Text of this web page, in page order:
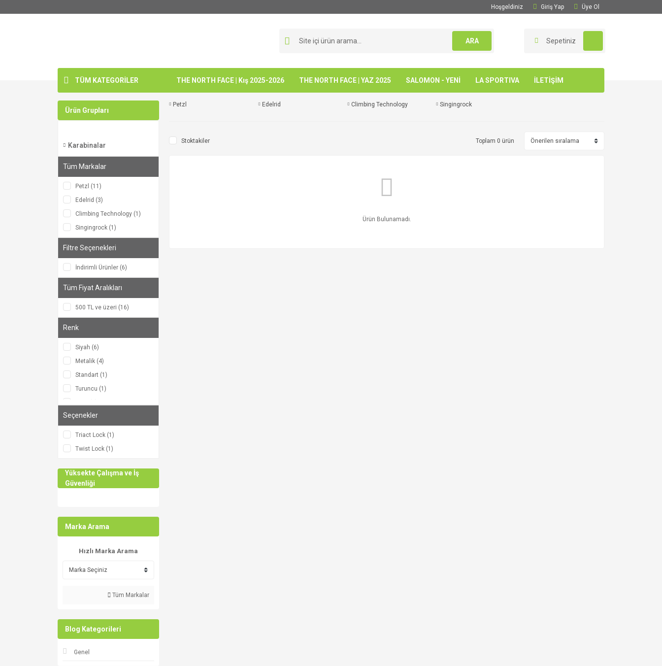
Hoşgeldiniz Giriş Yap Üye Ol
ARA Sepetiniz
TÜM KATEGORİLER THE NORTH FACE | Kış 2025-2026 THE NORTH FACE | YAZ 2025 SALOMON - YENİ LA SPORTIVA İLETİŞİM
Ürün Grupları
Karabinalar
Tüm Markalar
Petzl (11)
Edelrid (3)
Climbing Technology (1)
Singingrock (1)
Filtre Seçenekleri
İndirimli Ürünler (6)
Tüm Fiyat Aralıkları
500 TL ve üzeri (16)
Renk
Siyah (6)
Metalik (4)
Standart (1)
Turuncu (1)
Seçenekler
Triact Lock (1)
Twist Lock (1)
Yüksekte Çalışma ve İş
Güvenliği
Marka Arama
Hızlı Marka Arama
Tüm Markalar
Blog Kategorileri
Genel
Petzl Edelrid Climbing Technology Singingrock
Stoktakiler Toplam 0 ürün
Ürün Bulunamadı.